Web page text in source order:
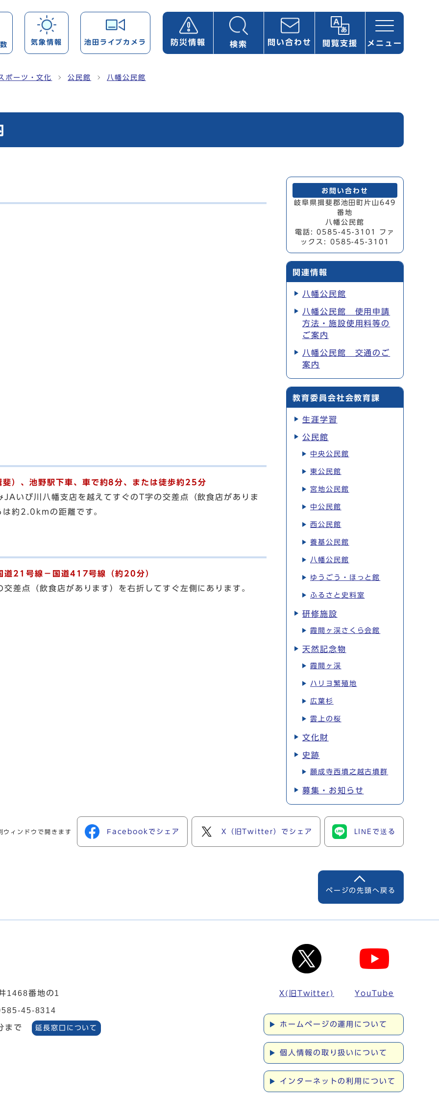
気象情報 池田ライブカメラ 防災情報 検索 問い合わせ 閲覧支援 メニュー
ポーツ・文化 公民館 八幡公民館
）、池野駅下車、車で約8分、または徒歩約25分
いび川八幡支店を越えてすぐのT字の交差点（飲食店がありま
は約2.0kmの距離です。
道21号線－国道417号線（約20分）
差点（飲食店があります）を右折してすぐ左側にあります。
お問い合わせ
岐阜県揖斐郡池田町片山649
番地
八幡公民館
電話: 0585-45-3101 ファ
ックス: 0585-45-3101
関連情報
八幡公民館
八幡公民館 使用申請
方法・施設使用料等の
ご案内
八幡公民館 交通のご
案内
教育委員会社会教育課
生涯学習
公民館
中央公民館
東公民館
宮地公民館
中公民館
西公民館
養基公民館
八幡公民館
ゆうごう・ほっと館
ふるさと史料室
研修施設
霞間ヶ渓さくら会館
天然記念物
霞間ヶ渓
ハリヨ繁殖地
広葉杉
雲上の桜
文化財
史跡
願成寺西墳之越古墳群
募集・お知らせ
ウィンドウで開きます Facebookでシェア X（旧Twitter）でシェア LINEで送る
ページの先頭へ戻る
1468番地の1
45-8314
まで 延長窓口について
X(旧Twitter) YouTube
ホームページの運用について
個人情報の取り扱いについて
インターネットの利用について